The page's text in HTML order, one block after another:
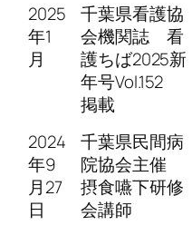
2025
年1
月
千葉県看護協
会機関誌 看
護ちば2025新
年号Vol.152
掲載
2024
年9
月27
日
千葉県民間病
院協会主催
摂食嚥下研修
会講師